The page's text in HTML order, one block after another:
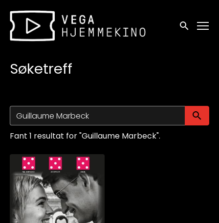
Tilgjengelighetslenker
Søk
Søketreff
Fant 1 resultat for "Guillaume Marbeck".